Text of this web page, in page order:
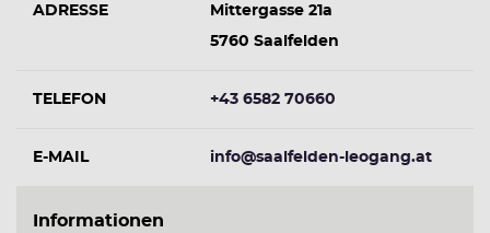
ADRESSE
Mittergasse 21a
5760 Saalfelden
TELEFON +43 6582 70660
E-MAIL info@saalfelden-leogang.at
Informationen